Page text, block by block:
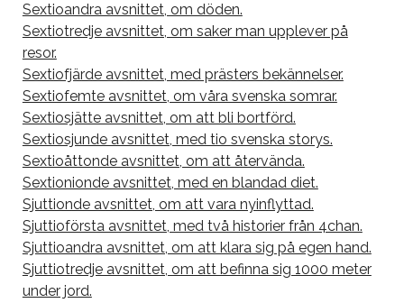
Sextioandra avsnittet, om döden.
Sextiotredje avsnittet, om saker man upplever på
resor.
Sextiofjärde avsnittet, med prästers bekännelser.
Sextiofemte avsnittet, om våra svenska somrar.
Sextiosjätte avsnittet, om att bli bortförd.
Sextiosjunde avsnittet, med tio svenska storys.
Sextioåttonde avsnittet, om att återvända.
Sextionionde avsnittet, med en blandad diet.
Sjuttionde avsnittet, om att vara nyinflyttad.
Sjuttioförsta avsnittet, med två historier från 4chan.
Sjuttioandra avsnittet, om att klara sig på egen hand.
Sjuttiotredje avsnittet, om att befinna sig 1000 meter
under jord.